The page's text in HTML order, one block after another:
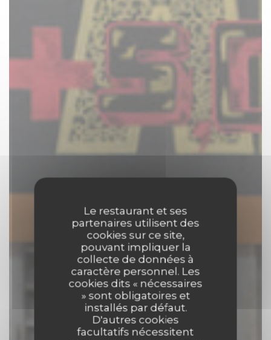
Le restaurant et ses
partenaires utilisent des
cookies sur ce site,
pouvant impliquer la
collecte de données à
caractère personnel. Les
cookies dits « nécessaires
» sont obligatoires et
installés par défaut.
D'autres cookies
facultatifs nécessitent